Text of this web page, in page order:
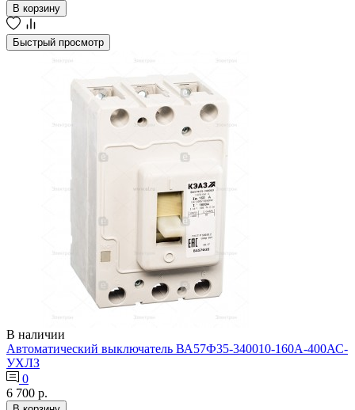
В корзину
Быстрый просмотр
В наличии
Автоматический выключатель ВА57Ф35-340010-160А-400АС-
УХЛЗ
0
6 700 р.